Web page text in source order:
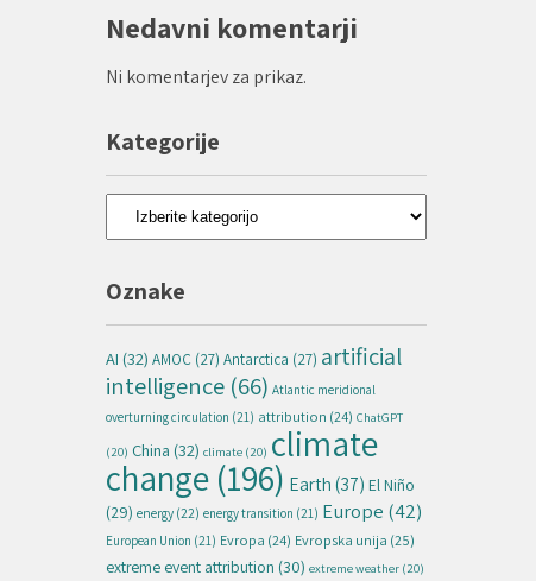
Nedavni komentarji
Ni komentarjev za prikaz.
Kategorije
Kategorije
Oznake
AI (32) AMOC (27) Antarctica (27) artificial
intelligence (66) Atlantic meridional
overturning circulation (21) attribution (24) ChatGPT
(20) China (32) climate (20) climate
change (196) Earth (37) El Niño
(29) energy (22) energy transition (21) Europe (42)
European Union (21) Evropa (24) Evropska unija (25)
extreme event attribution (30) extreme weather (20)